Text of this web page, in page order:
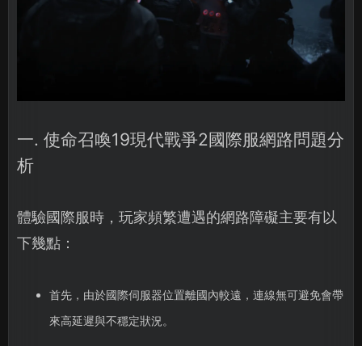
一. 使命召喚19現代戰爭2國際服網路問題分
析
體驗國際服時，玩家頻繁遭遇的網路障礙主要有以
下幾點：
首先，由於國際伺服器位置離國內較遠，連線無可避免會帶
來高延遲與不穩定狀況。